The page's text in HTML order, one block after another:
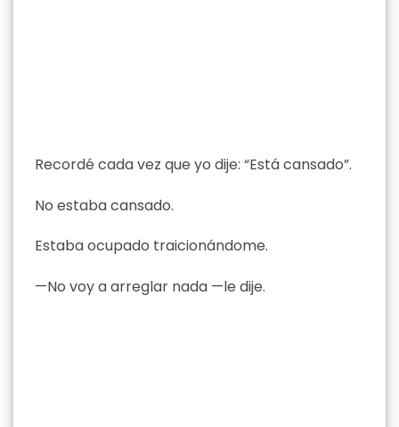
Recordé cada vez que yo dije: “Está cansado”.
No estaba cansado.
Estaba ocupado traicionándome.
—No voy a arreglar nada —le dije.